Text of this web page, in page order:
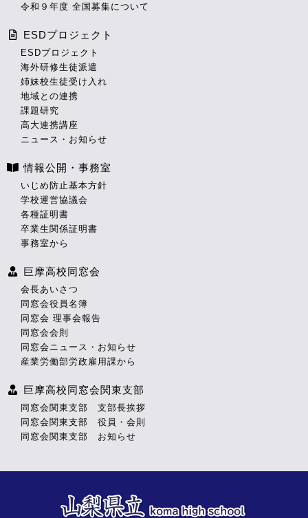
令和９年度 全国募集について
ESDプロジェクト
ESDプロジェクト
海外研修生徒派遣
姉妹校生徒受け入れ
地域との連携
課題研究
高大連携講座
ニュース・お知らせ
情報公開・事務室
いじめ防止基本方針
学校運営協議会
各種証明書
卒業生関係証明書
事務室から
巨摩高校同窓会
会長あいさつ
同窓会役員名簿
同窓会 理事会報告
同窓会会則
同窓会ニュース・お知らせ
産業労働部労政雇用課から
巨摩高校同窓会関東支部
同窓会関東支部 支部長挨拶
同窓会関東支部 役員・会則
同窓会関東支部 お知らせ